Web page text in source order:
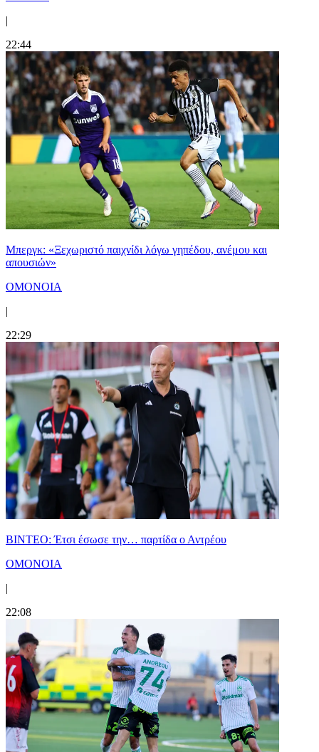
|
22:44
Μπεργκ: «Ξεχωριστό παιχνίδι λόγω γηπέδου, ανέμου και
απουσιών»
ΟΜΟΝΟΙΑ
|
22:29
ΒΙΝΤΕΟ: Έτσι έσωσε την… παρτίδα ο Αντρέου
ΟΜΟΝΟΙΑ
|
22:08